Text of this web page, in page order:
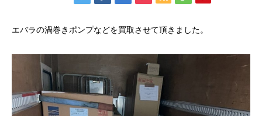
エバラの渦巻きポンプなどを買取させて頂きました。